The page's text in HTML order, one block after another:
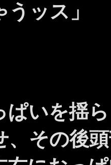
ッス」
いを揺
、その後